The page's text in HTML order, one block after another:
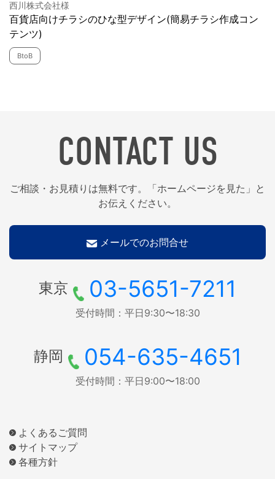
西川株式会社様
百貨店向けチラシのひな型デザイン(簡易チラシ作成コン
テンツ)
BtoB
CONTACT US
ご相談・お見積りは無料です。「ホームページを見た」と
お伝えください。
メールでのお問合せ
東京 03-5651-7211
受付時間：平日9:30〜18:30
静岡 054-635-4651
受付時間：平日9:00〜18:00
よくあるご質問
サイトマップ
各種方針